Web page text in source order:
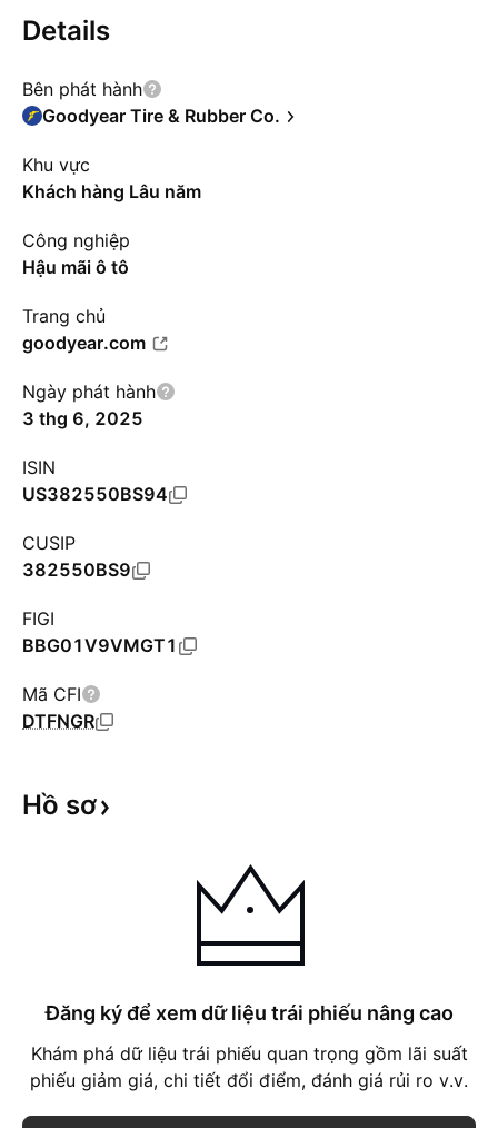
Details
Bên phát hành
Goodyear Tire & Rubber Co.
Khu vực
Khách hàng Lâu năm
Công nghiệp
Hậu mãi ô tô
Trang chủ
goodyear.com
Ngày phát hành
3 thg 6, 2025
ISIN
US382550BS94
CUSIP
382550BS9
FIGI
BBG01V9VMGT1
Mã CFI
DTFNGR
Hồ sơ
Đăng ký để xem dữ liệu trái phiếu nâng cao
Khám phá dữ liệu trái phiếu quan trọng gồm lãi suất
phiếu giảm giá, chi tiết đổi điểm, đánh giá rủi ro v.v.